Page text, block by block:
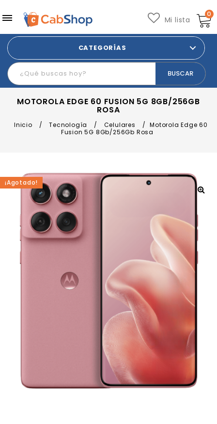
0
Mi lista
CATEGORÍAS
MOTOROLA EDGE 60 FUSION 5G 8GB/256GB
ROSA
Inicio / Tecnología / Celulares /
Motorola Edge 60
Fusion 5G 8Gb/256Gb Rosa
¡Agotado!